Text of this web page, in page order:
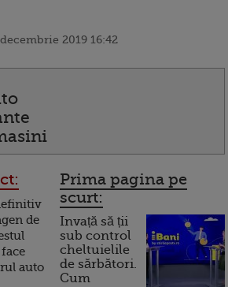
decembrie 2019 16:42
de
auto
Prima pagina pe
scurt:
Invață să ții
sub control
cheltuielile
de sărbători.
Cum